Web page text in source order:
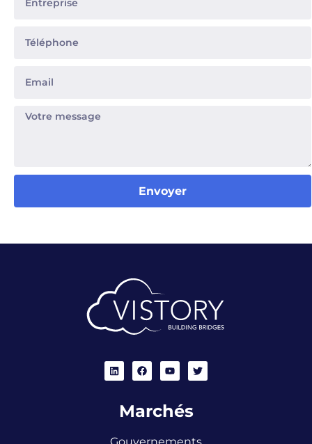
Envoyer
Marchés